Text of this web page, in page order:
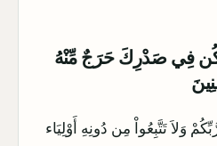
يَكُن فِي صَدْرِكَ حَرَجٌ مِّنْهُ
وَلاَ تَتَّبِعُواْ مِن دُونِهِ أَوْلِيَاء